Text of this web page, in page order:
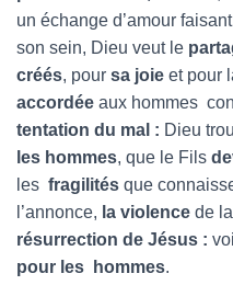
un échange d’amour
son sein, Dieu veut le
créés, pour sa joie et pour
accordée aux hommes
tentation du mal : Dieu
les hommes, que le Fils
les fragilités que
l’annonce, la violence de la
résurrection de Jésus :
pour les hommes.